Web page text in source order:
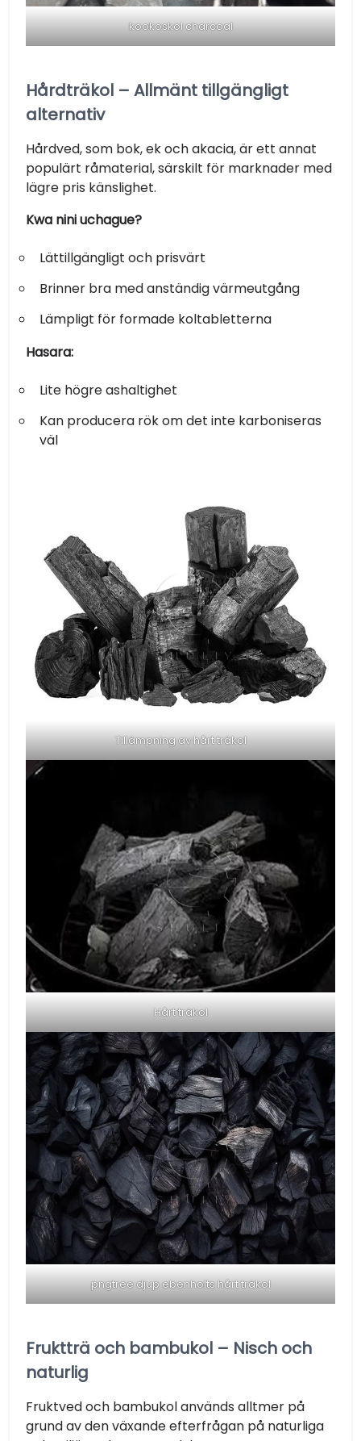
kookoskol charcoal
Hårdträkol – Allmänt tillgängligt
alternativ
Hårdved, som bok, ek och akacia, är ett annat
populärt råmaterial, särskilt för marknader med
lägre pris känslighet.
Kwa nini uchague?
Lättillgängligt och prisvärt
Brinner bra med anständig värmeutgång
Lämpligt för formade koltabletterna
Hasara:
Lite högre ashaltighet
Kan producera rök om det inte karboniseras
väl
Tillämpning av hårt träkol
Hårt träkol
pngtree djup ebenholts hårt träkol
Fruktträ och bambukol – Nisch och
naturlig
Fruktved och bambukol används alltmer på
grund av den växande efterfrågan på naturliga